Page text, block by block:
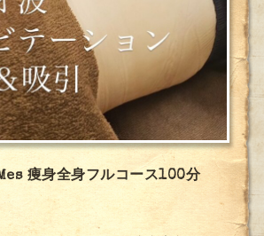
痩身全身フルコース100分